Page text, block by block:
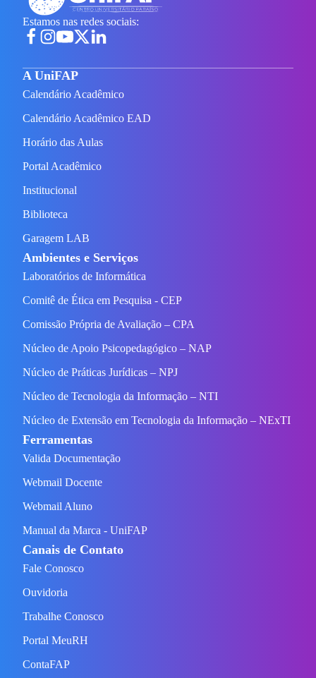
Estamos nas redes sociais:
A UniFAP
Calendário Acadêmico
Calendário Acadêmico EAD
Horário das Aulas
Portal Acadêmico
Institucional
Biblioteca
Garagem LAB
Ambientes e Serviços
Laboratórios de Informática
Comitê de Ética em Pesquisa - CEP
Comissão Própria de Avaliação – CPA
Núcleo de Apoio Psicopedagógico – NAP
Núcleo de Práticas Jurídicas – NPJ
Núcleo de Tecnologia da Informação – NTI
Núcleo de Extensão em Tecnologia da Informação – NExTI
Ferramentas
Valida Documentação
Webmail Docente
Webmail Aluno
Manual da Marca - UniFAP
Canais de Contato
Fale Conosco
Ouvidoria
Trabalhe Conosco
Portal MeuRH
ContaFAP